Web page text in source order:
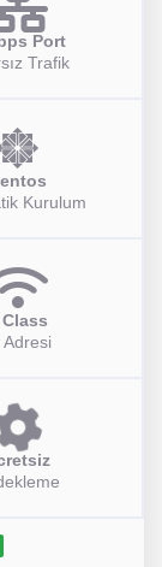
Port
Trafik
Kurulum
Class
Adresi